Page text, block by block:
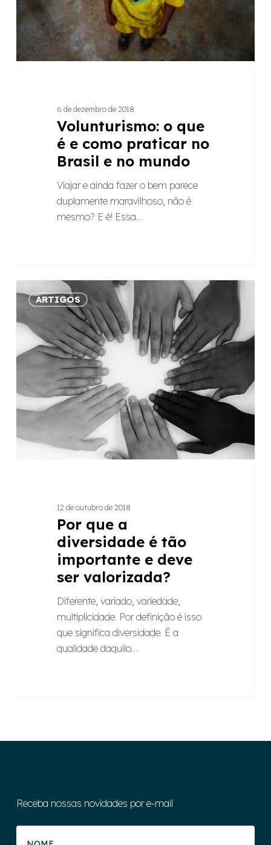
praticar
no
Brasil
e
6 de dezembro de 2018
Volunturismo: o que
é e como praticar no
Brasil e no mundo
Viajar e ainda fazer o bem parece
duplamente maravilhoso, não é
mesmo? E é! Essa…
que
a
diversidade
tão
importante
e
deve
ser
valorizada?
ARTIGOS
12 de outubro de 2018
Por que a
diversidade é tão
importante e deve
ser valorizada?
Diferente, variado, variedade,
multiplicidade. Por definição é isso
que significa diversidade. É a
qualidade daquilo…
Receba nossas novidades por e-mail